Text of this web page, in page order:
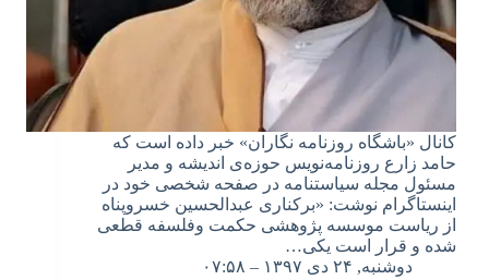
کانال «باشگاه روزنامه نگاران» خبر داده است که
حامد زارع روزنامه‌نویس حوزه‌ی اندیشه و مدیر
مسئول مجله سیاستنامه در صفحه شخصی خود در
اینستاگرام نوشت: «برکناری عبدالحسین خسروپناه
از ریاست موسسه پژوهشی حکمت و‌فلسفه قطعی
شده و قرار است یکی…
دوشنبه, ۲۴ دی ۱۳۹۷ – ۰۷:۵۸